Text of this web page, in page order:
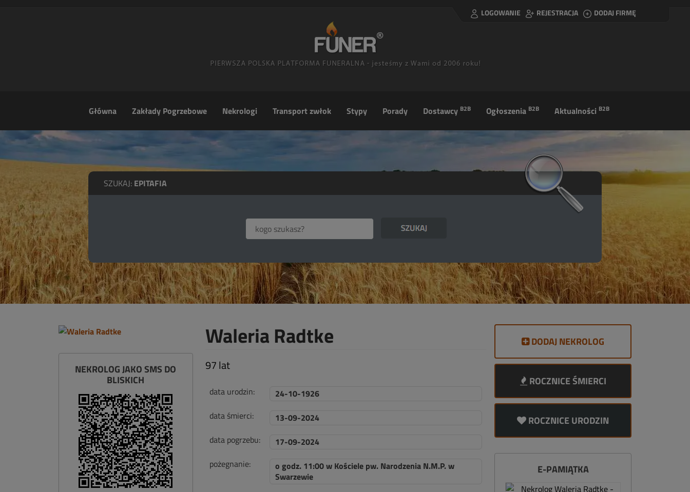
LOGOWANIE REJESTRACJA DODAJ FIRMĘ
Główna Zakłady Pogrzebowe Nekrologi Transport zwłok Stypy Porady Dostawcy B2B Ogłoszenia B2B Aktualności B2B
SZUKAJ: EPITAFIA
NEKROLOG JAKO SMS DO
BLISKICH
Waleria Radtke
97 lat
data urodzin:
24-10-1926
data śmierci:
13-09-2024
data pogrzebu:
17-09-2024
pożegnanie:
o godz. 11:00 w Kościele pw. Narodzenia N.M.P. w
Swarzewie
DODAJ NEKROLOG
ROCZNICE ŚMIERCI
ROCZNICE URODZIN
E-PAMIĄTKA